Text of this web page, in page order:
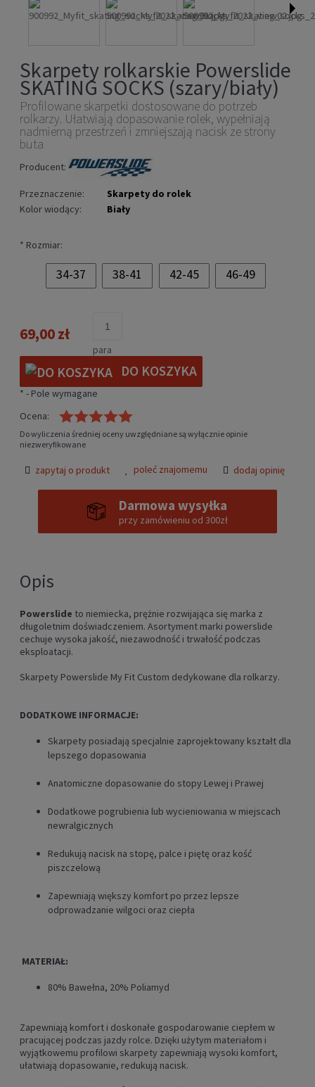
Skarpety rolkarskie Powerslide
SKATING SOCKS (szary/biały)
Profilowane skarpetki dostosowane do potrzeb
rolkarzy. Ułatwiają dopasowanie rolek, wypełniają
nadmierną przestrzeń i zmniejszają nacisk ze strony
buta
Producent:
Przeznaczenie:
Skarpety do rolek
Kolor wiodący:
Biały
* Rozmiar:
34-37 38-41 42-45 46-49
69,00 zł
para
DO KOSZYKA
* - Pole wymagane
Ocena:
Do wyliczenia średniej oceny uwzględniane są wyłącznie opinie
niezweryfikowane
zapytaj o produkt poleć znajomemu dodaj opinię
Darmowa wysyłka
przy zamówieniu od 300zł
Opis
Powerslide to niemiecka, prężnie rozwijająca się marka z
długoletnim doświadczeniem. Asortyment marki powerslide
cechuje wysoka jakość, niezawodność i trwałość podczas
eksploatacji.
Skarpety Powerslide My Fit Custom dedykowane dla rolkarzy.
DODATKOWE INFORMACJE:
Skarpety posiadają specjalnie zaprojektowany kształt dla
lepszego dopasowania
Anatomiczne dopasowanie do stopy Lewej i Prawej
Dodatkowe pogrubienia lub wycieniowania w miejscach
newralgicznych
Redukują nacisk na stopę, palce i piętę oraz kość
piszczelową
Zapewniają większy komfort po przez lepsze
odprowadzanie wilgoci oraz ciepła
MATERIAŁ:
80% Bawełna, 20% Poliamyd
Zapewniają komfort i doskonałe gospodarowanie ciepłem w
pracującej podczas jazdy rolce. Dzięki użytym materiałom i
wyjątkowemu profilowi skarpety zapewniają wysoki komfort,
ułatwiają dopasowanie, redukują nacisk.